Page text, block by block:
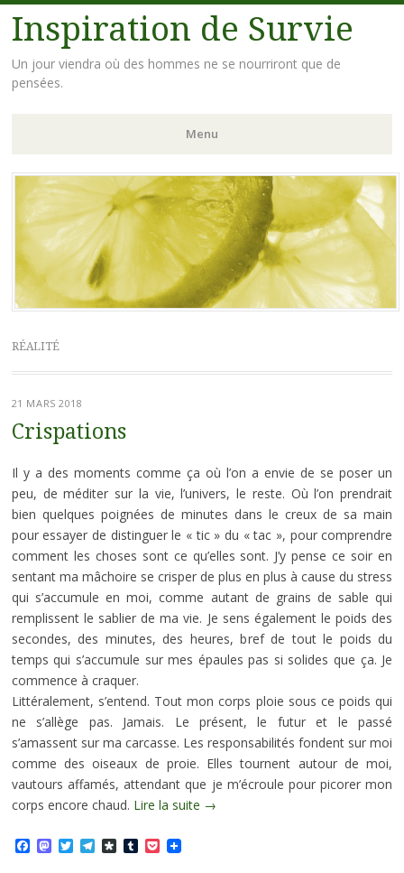
Inspiration de Survie
Un jour viendra où des hommes ne se nourriront que de
pensées.
Menu
Aller
au
contenu
principal
RÉALITÉ
21 MARS 2018
Crispations
Il y a des moments comme ça où l’on a envie de se poser un
peu, de méditer sur la vie, l’univers, le reste. Où l’on prendrait
bien quelques poignées de minutes dans le creux de sa main
pour essayer de distinguer le « tic » du « tac », pour comprendre
comment les choses sont ce qu’elles sont. J’y pense ce soir en
sentant ma mâchoire se crisper de plus en plus à cause du stress
qui s’accumule en moi, comme autant de grains de sable qui
remplissent le sablier de ma vie. Je sens également le poids des
secondes, des minutes, des heures, bref de tout le poids du
temps qui s’accumule sur mes épaules pas si solides que ça. Je
commence à craquer.
Littéralement, s’entend. Tout mon corps ploie sous ce poids qui
ne s’allège pas. Jamais. Le présent, le futur et le passé
s’amassent sur ma carcasse. Les responsabilités fondent sur moi
comme des oiseaux de proie. Elles tournent autour de moi,
vautours affamés, attendant que je m’écroule pour picorer mon
corps encore chaud. Lire la suite →
Facebook
Mastodon
TwitterTelegram
Diaspora
Tumblr
Pocket